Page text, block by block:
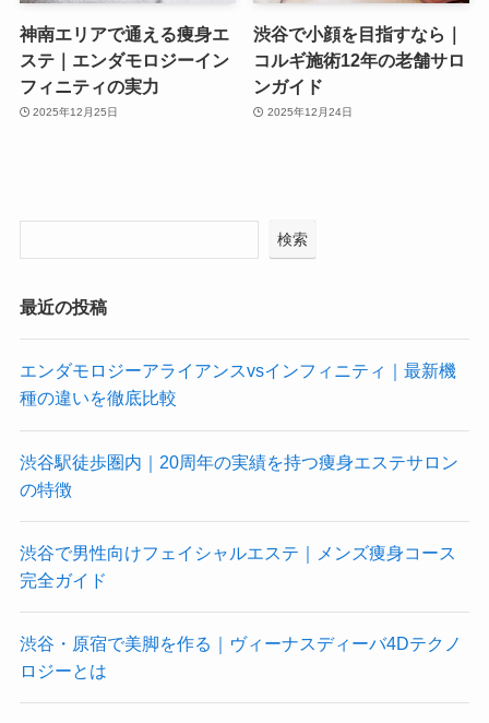
神南エリアで通える痩身エ
ステ｜エンダモロジーイン
フィニティの実力
2025年12月25日
渋谷で小顔を目指すなら｜
コルギ施術12年の老舗サロ
ンガイド
2025年12月24日
検索
最近の投稿
エンダモロジーアライアンスvsインフィニティ｜最新機
種の違いを徹底比較
渋谷駅徒歩圏内｜20周年の実績を持つ痩身エステサロン
の特徴
渋谷で男性向けフェイシャルエステ｜メンズ痩身コース
完全ガイド
渋谷・原宿で美脚を作る｜ヴィーナスディーバ4Dテクノ
ロジーとは